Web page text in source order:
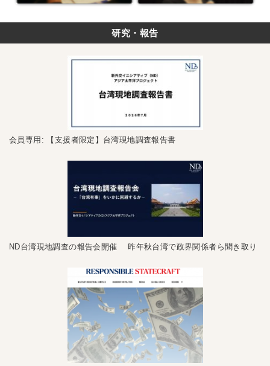
研究・報告
会員専用: 【支援者限定】台湾現地調査報告書
ND台湾現地調査の報告会開催 昨年秋台湾で政界関係者ら聞き取り